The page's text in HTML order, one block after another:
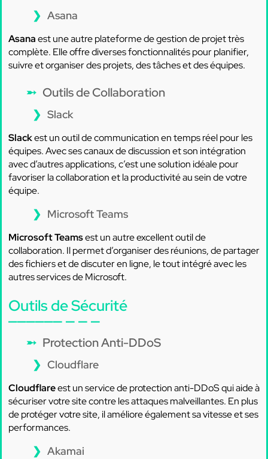
Asana
Asanaest une autre plateforme de gestion de projet très
complète. Elle offre diverses fonctionnalités pour planifier,
suivre et organiser des projets, des tâches et des équipes.
Outils de Collaboration
Slack
Slackest un outil de communication en temps réel pour les
équipes. Avec ses canaux de discussion et son intégration
avec d’autres applications, c’est une solution idéale pour
favoriser la collaboration et la productivité au sein de votre
équipe.
Microsoft Teams
Microsoft Teamsest un autre excellent outil de
collaboration. Il permet d’organiser des réunions, de partager
des fichiers et de discuter en ligne, le tout intégré avec les
autres services de Microsoft.
Outils de Sécurité
Protection Anti-DDoS
Cloudflare
Cloudflareest un service de protection anti-DDoS qui aide à
sécuriser votre site contre les attaques malveillantes. En plus
de protéger votre site, il améliore également sa vitesse et ses
performances.
Akamai